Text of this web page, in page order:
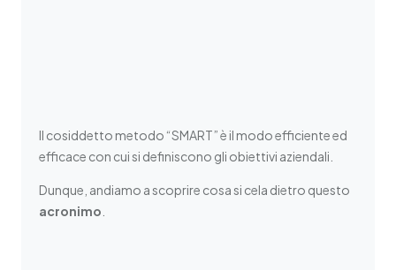
Il cosiddetto metodo “SMART” è il modo efficiente ed
efficace con cui si definiscono gli obiettivi aziendali.
Dunque, andiamo a scoprire cosa si cela dietro questo
acronimo